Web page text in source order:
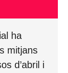
ha
mitjans
d’abril i